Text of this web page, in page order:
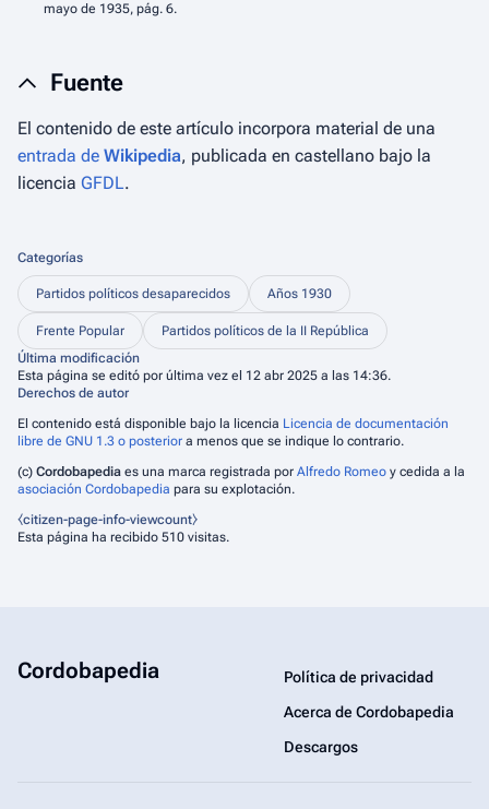
mayo de 1935, pág. 6.
Fuente
El contenido de este artículo incorpora material de una
entrada de Wikipedia, publicada en castellano bajo la
licencia GFDL.
Categorías
Partidos políticos desaparecidos Años 1930
Frente Popular
Partidos políticos de la II República
Última modificación
Esta página se editó por última vez el 12 abr 2025 a las 14:36.
Derechos de autor
El contenido está disponible bajo la licencia Licencia de documentación
libre de GNU 1.3 o posterior a menos que se indique lo contrario.
(c) Cordobapedia es una marca registrada por Alfredo Romeo y cedida a la
asociación Cordobapedia para su explotación.
⧼citizen-page-info-viewcount⧽
Esta página ha recibido 510 visitas.
Cordobapedia
Política de privacidad
Acerca de Cordobapedia
Descargos